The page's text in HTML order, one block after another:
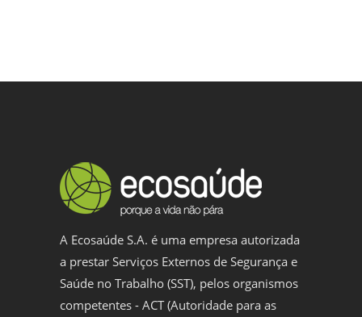
A Ecosaúde S.A. é uma empresa autorizada
a prestar Serviços Externos de Segurança e
Saúde no Trabalho (SST), pelos organismos
competentes - ACT (Autoridade para as